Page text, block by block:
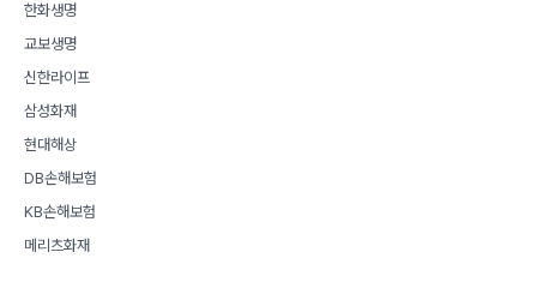
한화생명
교보생명
신한라이프
삼성화재
현대해상
DB손해보험
KB손해보험
메리츠화재